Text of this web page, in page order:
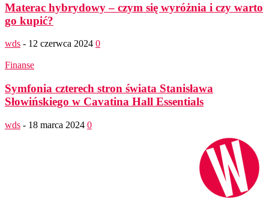
Materac hybrydowy – czym się wyróżnia i czy warto
go kupić?
wds - 12 czerwca 2024 0
Finanse
Symfonia czterech stron świata Stanisława
Słowińskiego w Cavatina Hall Essentials
wds - 18 marca 2024 0